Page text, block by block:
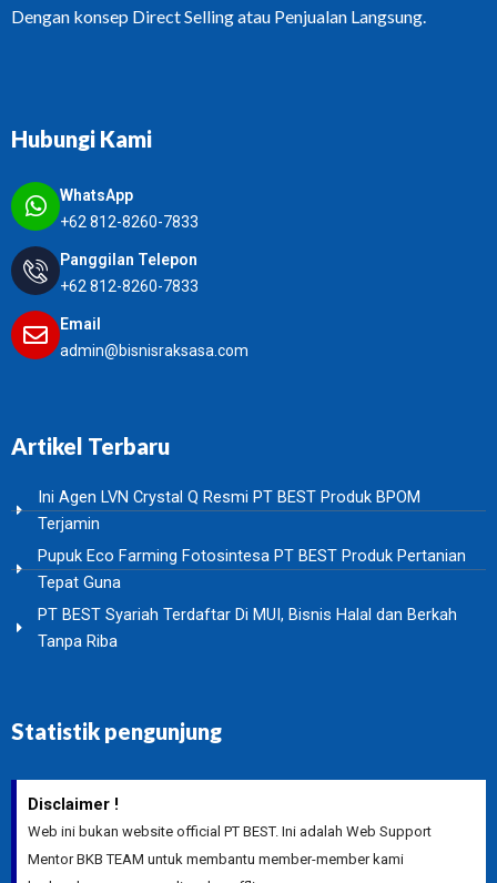
Dengan konsep Direct Selling atau Penjualan Langsung.
Hubungi Kami
WhatsApp
+62 812-8260-7833
Panggilan Telepon
+62 812-8260-7833
Email
admin@bisnisraksasa.com
Artikel Terbaru
Ini Agen LVN Crystal Q Resmi PT BEST Produk BPOM
Terjamin
Pupuk Eco Farming Fotosintesa PT BEST Produk Pertanian
Tepat Guna
PT BEST Syariah Terdaftar Di MUI, Bisnis Halal dan Berkah
Tanpa Riba
Statistik pengunjung
Disclaimer !
Web ini bukan website official PT BEST. Ini adalah Web Support
Mentor BKB TEAM untuk membantu member-member kami